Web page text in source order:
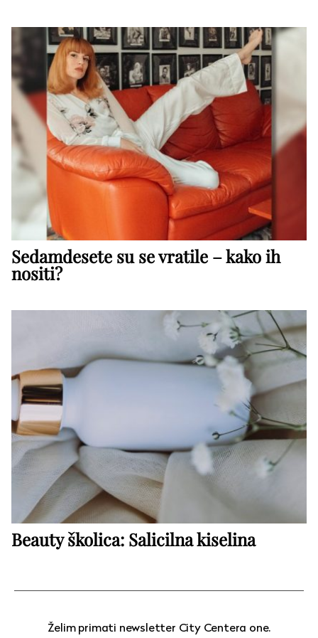
Sedamdesete su se vratile – kako ih
nositi?
Beauty školica: Salicilna kiselina
Želim primati newsletter City Centera one.